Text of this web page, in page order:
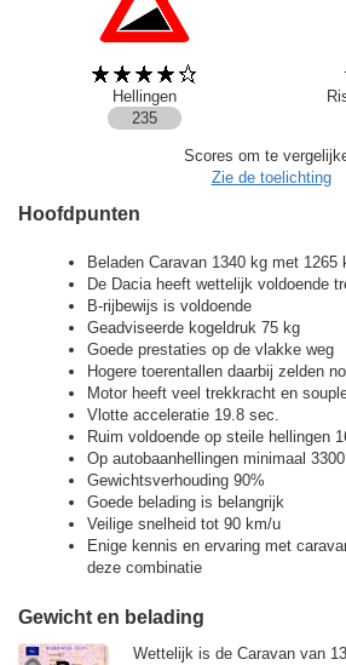
Hellingen
235
Scores om te
Zie de toelichting
Hoofdpunten
Beladen Caravan 1340 kg met 1265
De Dacia heeft wettelijk voldoende
B-rijbewijs is voldoende
Geadviseerde kogeldruk 75 kg
Goede prestaties op de vlakke weg
Hogere toerentallen daarbij zelden
Motor heeft veel trekkracht en
Vlotte acceleratie 19.8 sec.
Ruim voldoende op steile hellingen
Op autobaanhellingen minimaal
Gewichtsverhouding 90%
Goede belading is belangrijk
Veilige snelheid tot 90 km/u
Enige kennis en ervaring met
deze combinatie
Gewicht en belading
Wettelijk is de Caravan van